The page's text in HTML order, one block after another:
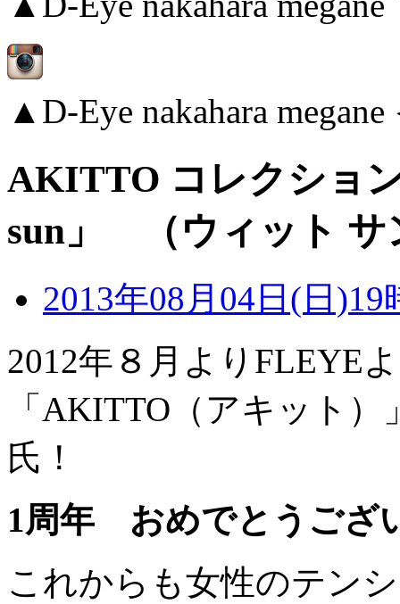
▲D-Eye nakahara
AKITTO コレクシ
sun」 （ウィット サ
2013年08月04日(日)19
2012年８月よりFLEYE
「AKITTO（アキット
氏！
1周年 おめでとうござ
これからも女性のテン